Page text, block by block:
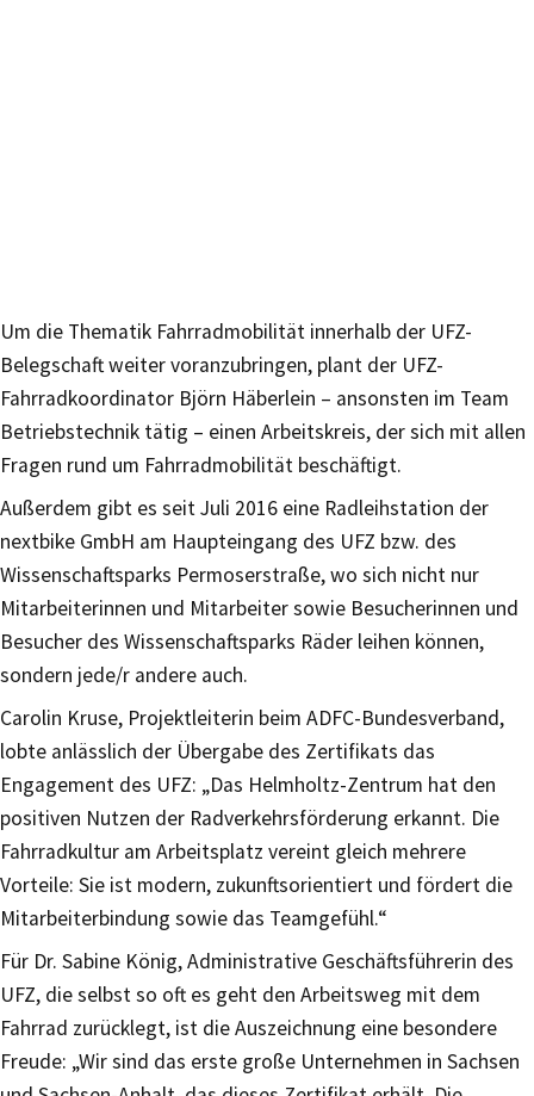
Um die Thematik Fahrradmobilität innerhalb der UFZ-
Belegschaft weiter voranzubringen, plant der UFZ-
Fahrradkoordinator Björn Häberlein – ansonsten im Team
Betriebstechnik tätig – einen Arbeitskreis, der sich mit allen
Fragen rund um Fahrradmobilität beschäftigt.
Außerdem gibt es seit Juli 2016 eine Radleihstation der
nextbike GmbH am Haupteingang des UFZ bzw. des
Wissenschaftsparks Permoserstraße, wo sich nicht nur
Mitarbeiterinnen und Mitarbeiter sowie Besucherinnen und
Besucher des Wissenschaftsparks Räder leihen können,
sondern jede/r andere auch.
Carolin Kruse, Projektleiterin beim ADFC-Bundesverband,
lobte anlässlich der Übergabe des Zertifikats das
Engagement des UFZ: „Das Helmholtz-Zentrum hat den
positiven Nutzen der Radverkehrsförderung erkannt. Die
Fahrradkultur am Arbeitsplatz vereint gleich mehrere
Vorteile: Sie ist modern, zukunftsorientiert und fördert die
Mitarbeiterbindung sowie das Teamgefühl.“
Für Dr. Sabine König, Administrative Geschäftsführerin des
UFZ, die selbst so oft es geht den Arbeitsweg mit dem
Fahrrad zurücklegt, ist die Auszeichnung eine besondere
Freude: „Wir sind das erste große Unternehmen in Sachsen